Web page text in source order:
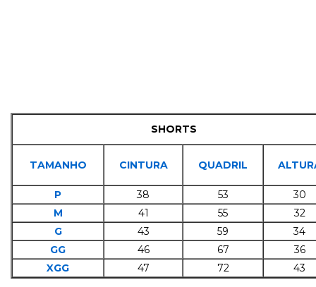
SHORTS
TAMANHO CINTURA QUADRIL
P 38 53
30
M
41 55
32
G
43 59
34
GG
46 67
36
XGG
47 72 43